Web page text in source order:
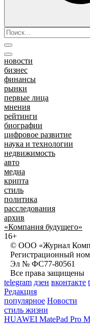
новости
бизнес
финансы
рынки
первые лица
мнения
рейтинги
биографии
цифровое развитие
наука и технологии
недвижимость
авто
медиа
крипта
стиль
политика
расследования
архив
«Компания будущего»
16+
© ООО «Журнал
Регистрационный
Эл № ФС77-80561
Все права защищены
telegram дзен вконтакте
Редакция
популярное Новости
стиль жизни
HUAWEI MatePad Pro